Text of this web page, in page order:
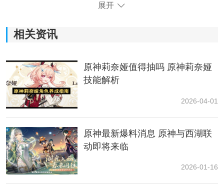
2、1号宝箱
按图上的标记点的锚点往西走(
左侧)，看到土丘后使
用风属性攻击，获得普通宝箱。
展开
相关资讯
原神莉奈娅值得抽吗 原神莉奈娅
技能解析
2026-04-01
原神最新爆料消息 原神与西湖联
动即将来临
2026-01-16